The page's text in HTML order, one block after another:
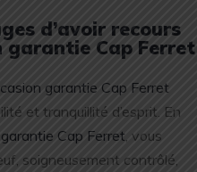
d’avoir recours
garantie Cap Ferret
garantie Cap Ferret
et tranquillité d’esprit. En
Cap Ferret , vous
soigneusement contrôlé,